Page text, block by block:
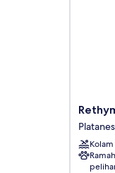
Village
Platanes
Platanes